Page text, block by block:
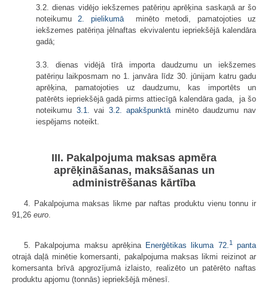
3.2. dienas vidējo iekšzemes patēriņu aprēķina saskaņā ar šo
noteikumu2. pielikumāminēto metodi, pamatojoties uz
iekšzemes patēriņa jēlnaftas ekvivalentu iepriekšējā kalendāra
gadā;
3.3. dienas vidējā tīrā importa daudzumu un iekšzemes
patēriņu laikposmam no 1. janvāra līdz 30. jūnijam katru gadu
aprēķina, pamatojoties uz daudzumu, kas importēts un
patērēts iepriekšējā gadā pirms attiecīgā kalendāra gada, ja šo
noteikumu 3.1. vai 3.2. apakšpunktāminēto daudzumu nav
iespējams noteikt.
III. Pakalpojuma maksas apmēra
aprēķināšanas, maksāšanas un
administrēšanas kārtība
4. Pakalpojuma maksas likme par naftas produktu vienu tonnu ir
91,26 euro
5. Pakalpojuma maksu aprēķina Enerģētikas likuma 72.1panta
otrajā daļā minētie komersanti, pakalpojuma maksas likmi reizinot ar
komersanta brīvā apgrozījumā izlaisto, realizēto un patērēto naftas
produktu apjomu (tonnās) iepriekšējā mēnesī.